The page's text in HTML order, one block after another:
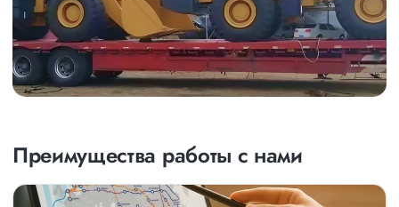
Преимущества работы с нами